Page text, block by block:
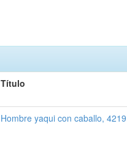
Título
Hombre yaqui con caballo, 4219